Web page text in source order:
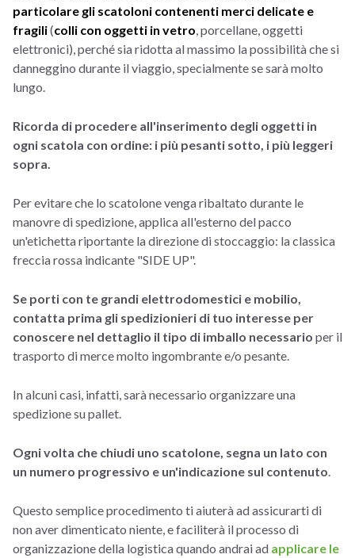
particolare gli scatoloni contenenti merci delicate e
fragili(colli con oggetti in vetro , porcellane, oggetti
elettronici), perché sia ridotta al massimo la possibilità che si
danneggino durante il viaggio, specialmente se sarà molto
lungo.
Ricorda di procedere all'inserimento degli oggetti in
ogni scatola con ordine: i più pesanti sotto, i più leggeri
sopra.
Per evitare che lo scatolone venga ribaltato durante le
manovre di spedizione, applica all'esterno del pacco
un'etichetta riportante la direzione di stoccaggio: la classica
freccia rossa indicante "SIDE UP".
Se porti con te grandi elettrodomestici e mobilio,
contatta prima gli spedizionieri di tuo interesse per
conoscere nel dettaglio il tipo di imballo necessario per il
trasporto di merce molto ingombrante e/o pesante.
In alcuni casi, infatti, sarà necessario organizzare una
spedizione su pallet.
Ogni volta che chiudi uno scatolone, segna un lato con
un numero progressivo e un'indicazione sul contenuto
Questo semplice procedimento ti aiuterà ad assicurarti di
non aver dimenticato niente, e faciliterà il processo di
organizzazione della logistica quando andrai ad applicare le